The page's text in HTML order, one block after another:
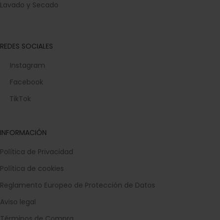
Lavado y Secado
REDES SOCIALES
Instagram
Facebook
TikTok
INFORMACIÓN
Política de Privacidad
Política de cookies
Reglamento Europeo de Protección de Datos
Aviso legal